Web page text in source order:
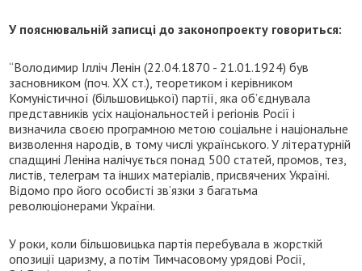
У пояснювальній записці до законопроекту говориться:
“Володимир Ілліч Ленін (22.04.1870 - 21.01.1924) був
засновником (поч. XX ст.), теоретиком і керівником
Комуністичної (більшовицької) партії, яка об’єднувала
представників усіх національностей і регіонів Росії і
визначила своєю програмною метою соціальне і національне
визволення народів, в тому числі українського. У літературній
спадщині Леніна налічується понад 500 статей, промов, тез,
листів, телеграм та інших матеріалів, присвячених Україні.
Відомо про його особисті зв’язки з багатьма
революціонерами України.
У роки, коли більшовицька партія перебувала в жорсткій
опозиції царизму, а потім Тимчасовому урядові Росії,